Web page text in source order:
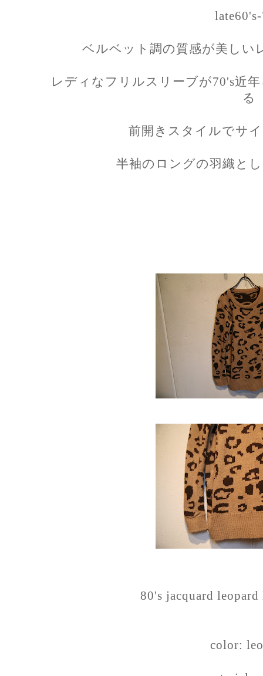
ベルベット調の質感が美しい
レディなフリルスリーブが70's近
る
前開きスタイルでサ
半袖のロングの羽織と
80's jacquard
color: